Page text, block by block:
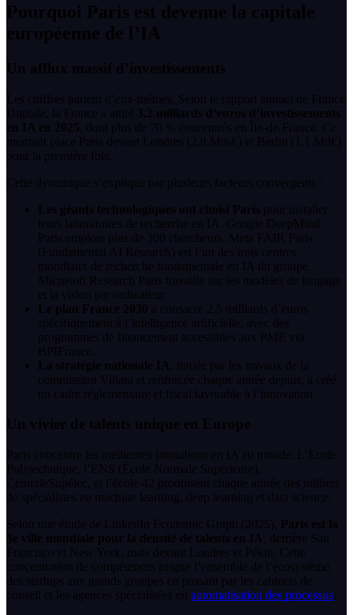
Pourquoi Paris est devenue la capitale
européenne de l’IA
Un afflux massif d’investissements
Les chiffres parlent d’eux-mêmes. Selon le rapport annuel de France
Digitale, la France a attiré 3,2 milliards d’euros d’investissements
en IA en 2025 , dont plus de 70 % concentrés en Île-de-France. Ce
montant place Paris devant Londres (2,8 Mds€) et Berlin (1,1 Md€)
pour la première fois.
Cette dynamique s’explique par plusieurs facteurs convergents :
Les géants technologiques ont choisi Paris pour installer
leurs laboratoires de recherche en IA. Google DeepMind
Paris emploie plus de 300 chercheurs. Meta FAIR Paris
(Fundamental AI Research) est l’un des trois centres
mondiaux de recherche fondamentale en IA du groupe.
Microsoft Research Paris travaille sur les modèles de langage
et la vision par ordinateur.
Le plan France 2030 a consacré 2,5 milliards d’euros
spécifiquement à l’intelligence artificielle, avec des
programmes de financement accessibles aux PME via
BPIFrance.
La stratégie nationale IA
, initiée par les travaux de la
commission Villani et renforcée chaque année depuis, a créé
un cadre réglementaire et fiscal favorable à l’innovation.
Un vivier de talents unique en Europe
Paris concentre les meilleures formations en IA au monde. L’École
Polytechnique, l’ENS (École Normale Supérieure),
CentraleSupélec, et l’école 42 produisent chaque année des milliers
de spécialistes en machine learning, deep learning et data science.
Selon une étude de LinkedIn Economic Graph (2025),
Paris est la
3e ville mondiale pour la densité de talents en IA
, derrière San
Francisco et New York, mais devant Londres et Pékin. Cette
concentration de compétences irrigue l’ensemble de l’écosystème,
des startups aux grands groupes en passant par les cabinets de
conseil et les agences spécialisées en automatisation des processus